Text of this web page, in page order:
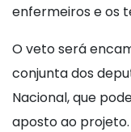
enfermeiros e os
O veto será
conjunta dos
Nacional, que
aposto ao projeto.